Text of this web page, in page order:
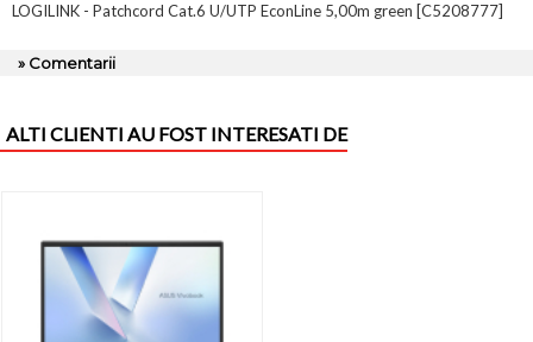
LOGILINK - Patchcord Cat.6 U/UTP EconLine 5,00m green [C5208777]
» Comentarii
ALTI CLIENTI AU FOST INTERESATI DE